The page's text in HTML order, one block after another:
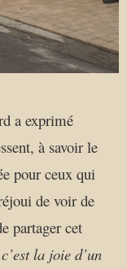
a exprimé
à savoir le
pour ceux qui
de voir de
partager cet
la joie d’un